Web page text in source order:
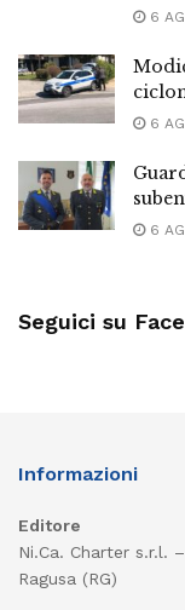
6
6
6
Seguici su
Informazioni
Editore
Ni.Ca. Charter s.r.l.
Ragusa (RG)